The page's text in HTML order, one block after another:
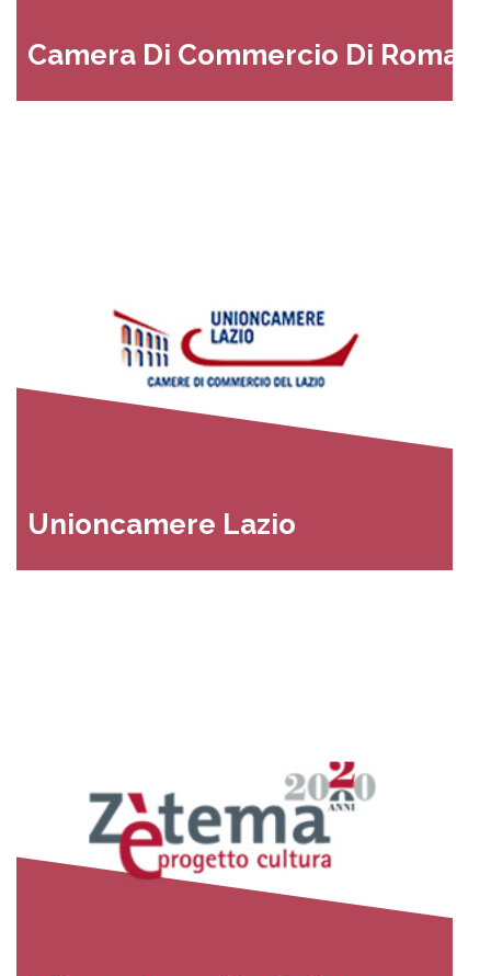
Camera Di Commercio Di Roma
Unioncamere Lazio